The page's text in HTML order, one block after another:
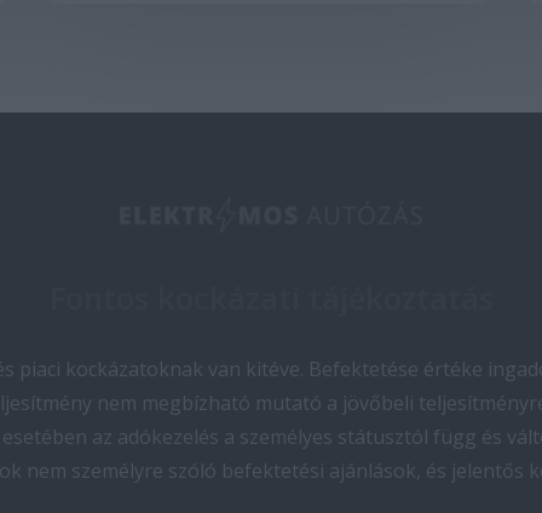
kockázatoknak van kitéve. Befektetése értéke
nem megbízható mutató a jövőbeli
esetében az adókezelés a személyes státusztól függ és
nem személyre szóló befektetési ajánlások, és jelentős